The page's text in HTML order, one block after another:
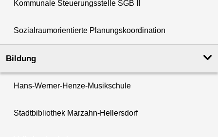
Kommunale Steuerungsstelle SGB II
Sozialraumorientierte Planungskoordination
Bildung
Hans-Werner-Henze-Musikschule
Stadtbibliothek Marzahn-Hellersdorf